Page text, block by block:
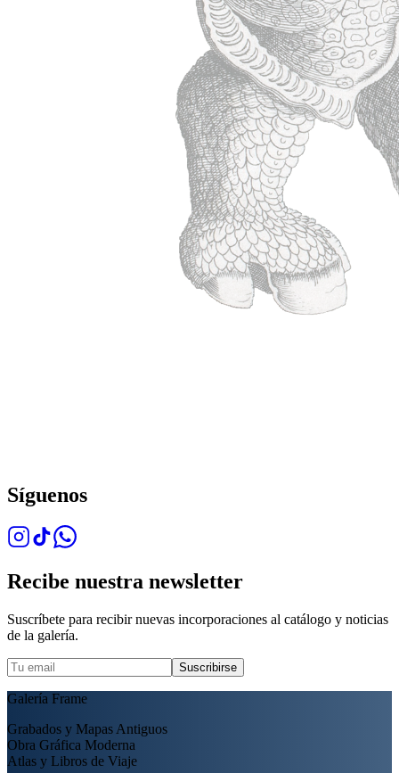
Síguenos
Recibe nuestra newsletter
Suscríbete para recibir nuevas incorporaciones al catálogo y noticias
de la galería.
Suscribirse
Galería Frame
Grabados y Mapas Antiguos
Obra Gráfica Moderna
Atlas y Libros de Viaje